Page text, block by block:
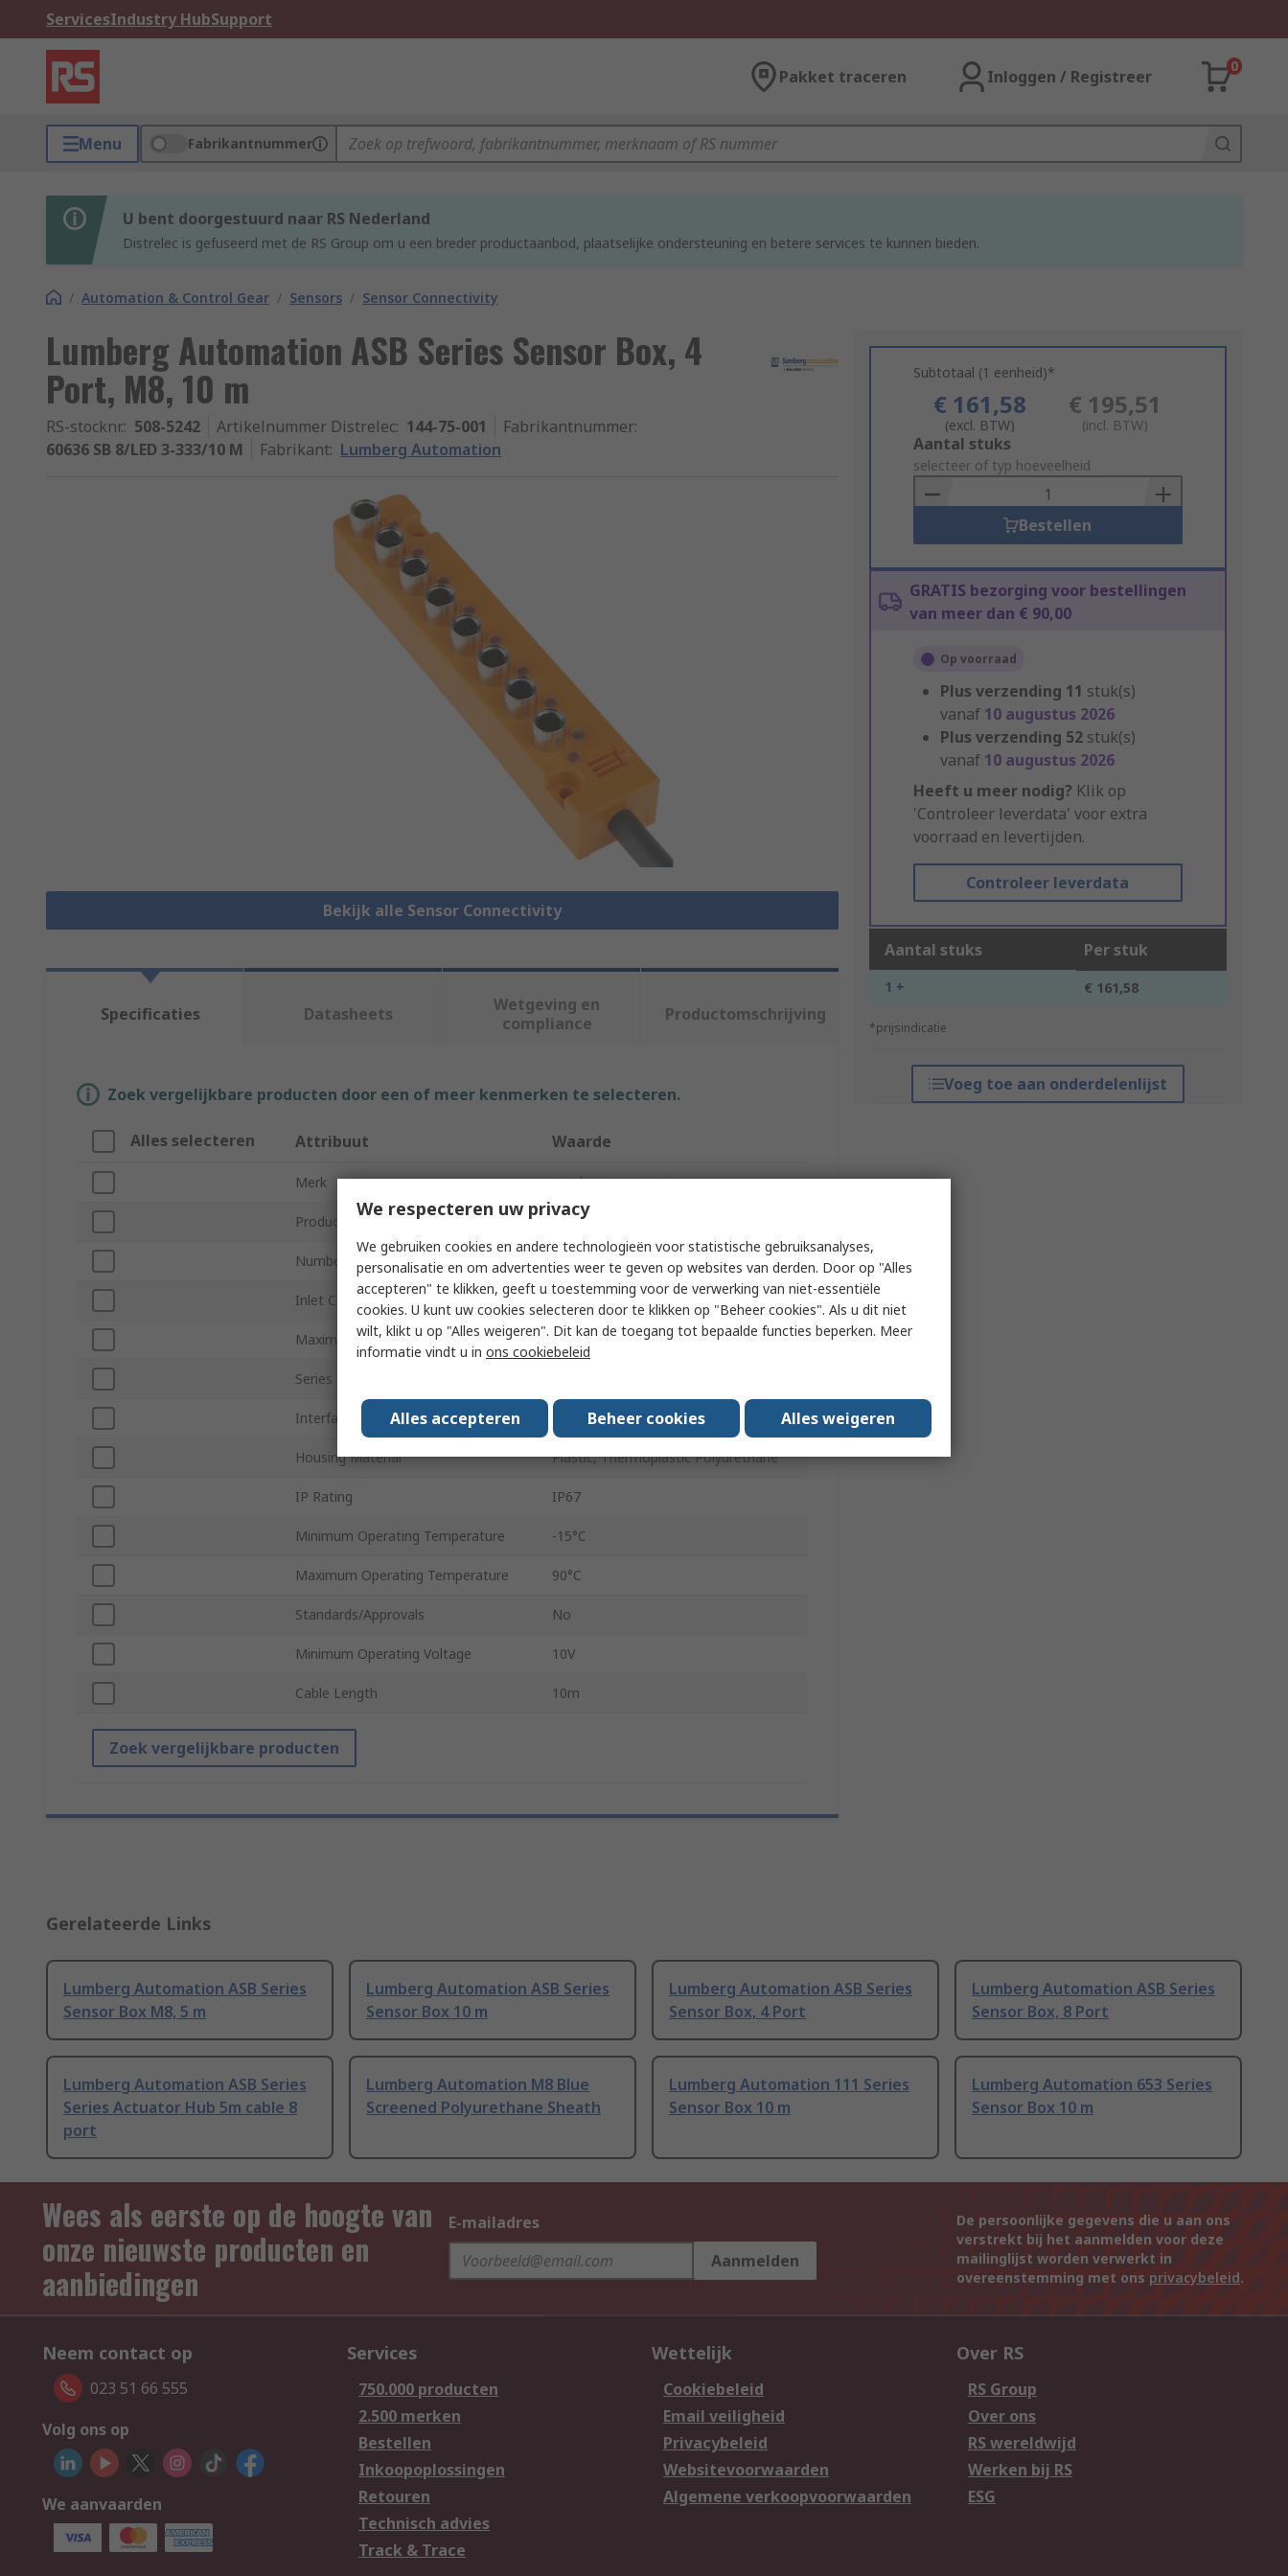
ServicesIndustry HubSupport
Pakket traceren Inloggen / Registreer
0
Menu Fabrikantnummer
U bent doorgestuurd naar RS Nederland
Distrelec is gefuseerd met de RS Group om u een breder productaanbod, plaatselijke ondersteuning en betere services te kunnen bieden.
/ Automation & Control Gear / Sensors / Sensor Connectivity
Lumberg Automation ASB Series Sensor Box, 4
Port, M8, 10 m
RS-stocknr.: 508-5242 Artikelnummer Distrelec: 144-75-001 Fabrikantnummer:
60636 SB 8/LED 3-333/10 M
Fabrikant: Lumberg Automation
Bekijk alle Sensor Connectivity
Subtotaal (1 eenheid)*
€ 161,58
(excl. BTW)
€ 195,51
(incl. BTW)
Add
to
Basket
Aantal stuks
selecteer of typ hoeveelheid
Bestellen
GRATIS bezorging voor bestellingen
van meer dan € 90,00
Op voorraad
Plus verzending 11 stuk(s)
vanaf 10 augustus 2026
Plus verzending 52 stuk(s)
vanaf 10 augustus 2026
Heeft u meer nodig? Klik op
'Controleer leverdata' voor extra
voorraad en levertijden.
Controleer leverdata
Aantal stuks Per stuk
1 + € 161,58
*prijsindicatie
Voeg toe aan onderdelenlijst
Specificaties Datasheets
Wetgeving en
compliance
Productomschrijving
Zoek vergelijkbare producten door een of meer kenmerken te selecteren.
Alles selecteren Attribuut Waarde
Merk Lumberg Automation
Product Type Sensor Box
Number of Ports 4
Inlet Connection Type
Maximum Operating Voltage 32V
Series
Interface Type
Housing Material Plastic, Thermoplastic Polyurethane
IP Rating IP67
Minimum Operating Temperature -15°C
Maximum Operating Temperature 90°C
Standards/Approvals No
Minimum Operating Voltage 10V
Cable Length 10m
Zoek vergelijkbare producten
Gerelateerde Links
Lumberg Automation ASB Series
Sensor Box M8, 5 m
Lumberg Automation ASB Series
Sensor Box 10 m
Lumberg Automation ASB Series
Sensor Box, 4 Port
Lumberg Automation ASB Series
Sensor Box, 8 Port
Lumberg Automation ASB Series
Series Actuator Hub 5m cable 8
port
Lumberg Automation M8 Blue
Screened Polyurethane Sheath
Lumberg Automation 111 Series
Sensor Box 10 m
Lumberg Automation 653 Series
Sensor Box 10 m
Wees als eerste op de hoogte van
onze nieuwste producten en
aanbiedingen
E-mailadres
Aanmelden
De persoonlijke gegevens die u aan ons
verstrekt bij het aanmelden voor deze
mailinglijst worden verwerkt in
overeenstemming met ons privacybeleid.
Neem contact op
023 51 66 555
Volg ons op
We aanvaarden
Services
750.000 producten
2.500 merken
Bestellen
Inkoopoplossingen
Retouren
Technisch advies
Track & Trace
Wettelijk
Cookiebeleid
Email veiligheid
Privacybeleid
Websitevoorwaarden
Algemene verkoopvoorwaarden
Over RS
RS Group
Over ons
RS wereldwijd
Werken bij RS
ESG
We respecteren uw privacy
We gebruiken cookies en andere technologieën voor statistische gebruiksanalyses,
personalisatie en om advertenties weer te geven op websites van derden. Door op "Alles
accepteren" te klikken, geeft u toestemming voor de verwerking van niet-essentiële
cookies. U kunt uw cookies selecteren door te klikken op "Beheer cookies". Als u dit niet
wilt, klikt u op "Alles weigeren". Dit kan de toegang tot bepaalde functies beperken. Meer
informatie vindt u in ons cookiebeleid
Alles accepteren Beheer cookies Alles weigeren